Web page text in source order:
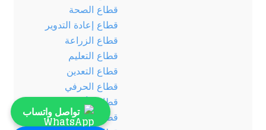
قطاع الصحة
قطاع إعادة التدوير
قطاع الزراعة
قطاع التعليم
قطاع التعدين
قطاع الحرفي
قطاع الأغذية
قطاع الحيوانتواصل واتساب